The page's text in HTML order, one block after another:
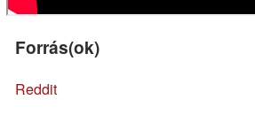
Forrás(ok)
Reddit